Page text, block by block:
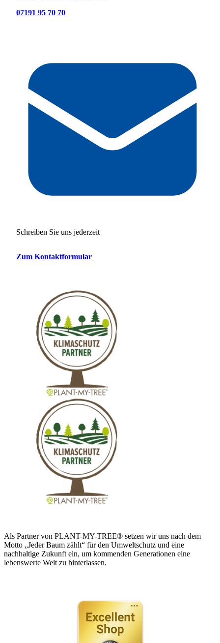
07191 95 70 70
Schreiben Sie uns jederzeit
Zum Kontaktformular
Als Partner von PLANT-MY-TREE® setzen wir uns nach dem
Motto „Jeder Baum zählt“ für den Umweltschutz und eine
nachhaltige Zukunft ein, um kommenden Generationen eine
lebenswerte Welt zu hinterlassen.